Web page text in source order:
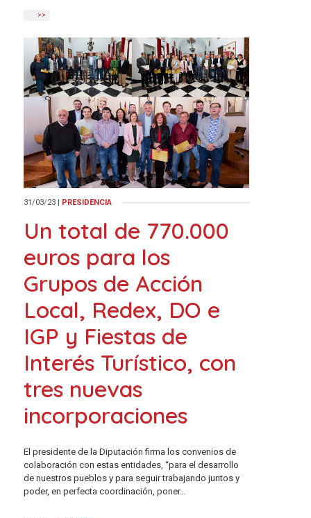
>>
31/03/23 | PRESIDENCIA
Un total de 770.000
euros para los
Grupos de Acción
Local, Redex, DO e
IGP y Fiestas de
Interés Turístico, con
tres nuevas
incorporaciones
El presidente de la Diputación firma los convenios de
colaboración con estas entidades, “para el desarrollo
de nuestros pueblos y para seguir trabajando juntos y
poder, en perfecta coordinación, poner…